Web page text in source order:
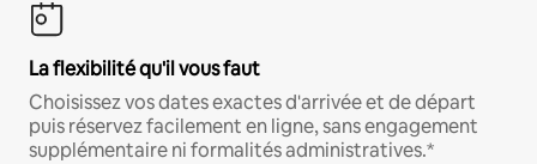
La flexibilité qu'il vous faut
Choisissez vos dates exactes d'arrivée et de départ
puis réservez facilement en ligne, sans engagement
supplémentaire ni formalités administratives.*